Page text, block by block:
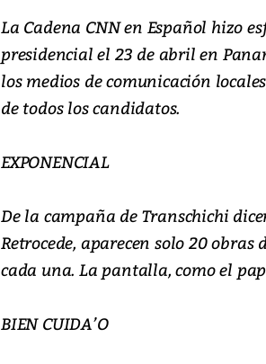
La Cadena CNN en Español hizo
presidencial el 23 de abril en
los medios de comunicación
de todos los candidatos.
EXPONENCIAL
De la campaña de Transchichi
Retrocede, aparecen solo 20
cada una. La pantalla, como el
BIEN CUIDA’O